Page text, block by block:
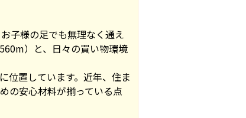
子様の足でも無理なく通え
）と、日々の買い物環境
位置しています。近年、住ま
の安心材料が揃っている点